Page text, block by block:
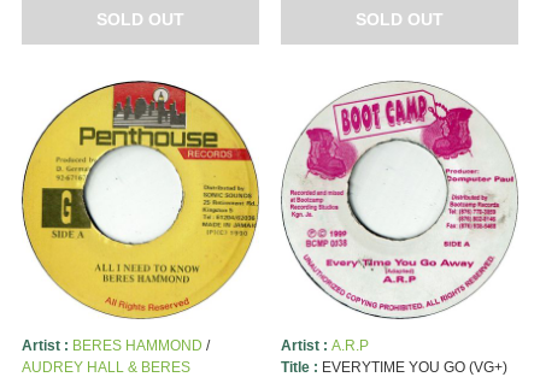
SOLD OUT SOLD OUT
Artist : BERES HAMMOND /
AUDREY HALL & BERES
Artist : A.R.P
Title : EVERYTIME YOU GO (VG+)